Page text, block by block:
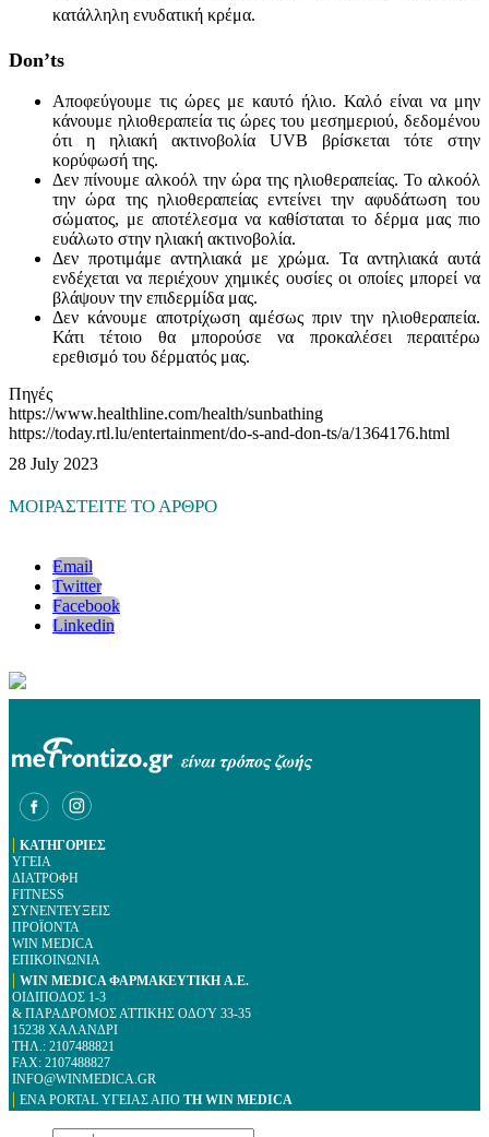
κατάλληλη ενυδατική κρέμα.
Don’ts
Αποφεύγουμε τις ώρες με καυτό ήλιο. Καλό είναι να μην
κάνουμε ηλιοθεραπεία τις ώρες του μεσημεριού, δεδομένου
ότι η ηλιακή ακτινοβολία UVB βρίσκεται τότε στην
κορύφωσή της.
Δεν πίνουμε αλκοόλ την ώρα της ηλιοθεραπείας. Το αλκοόλ
την ώρα της ηλιοθεραπείας εντείνει την αφυδάτωση του
σώματος, με αποτέλεσμα να καθίσταται το δέρμα μας πιο
ευάλωτο στην ηλιακή ακτινοβολία.
Δεν προτιμάμε αντηλιακά με χρώμα. Τα αντηλιακά αυτά
ενδέχεται να περιέχουν χημικές ουσίες οι οποίες μπορεί να
βλάψουν την επιδερμίδα μας.
Δεν κάνουμε αποτρίχωση αμέσως πριν την ηλιοθεραπεία.
Κάτι τέτοιο θα μπορούσε να προκαλέσει περαιτέρω
ερεθισμό του δέρματός μας.
Πηγές
https://www.healthline.com/health/sunbathing
https://today.rtl.lu/entertainment/do-s-and-don-ts/a/1364176.html
28 July 2023
ΜΟΙΡΑΣΤΕΙΤΕ ΤΟ ΑΡΘΡΟ
Email
Twitter
Facebook
Linkedin
| ΚΑΤΗΓΟΡΙΕΣ
ΥΓΕΙΑ
ΔΙΑΤΡΟΦΗ
FITNESS
ΣΥΝΕΝΤΕΥΞΕΙΣ
ΠΡΟΪΟΝΤΑ
WIN MEDICA
ΕΠΙΚΟΙΝΩΝΙΑ
| WIN MEDICA ΦΑΡΜΑΚΕΥΤΙΚΗ A.E.
ΟΙΔΙΠΟΔΟΣ 1-3
& ΠΑΡΑΔΡΟΜΟΣ ΑΤΤΙΚΗΣ ΟΔΟΎ 33-35
15238 ΧΑΛΑΝΔΡΙ
ΤΗΛ.: 2107488821
FAX: 2107488827
INFO@WINMEDICA.GR
| ΕΝΑ PORTAL YΓΕΙΑΣ ΑΠΟ ΤΗ WIN MEDICA